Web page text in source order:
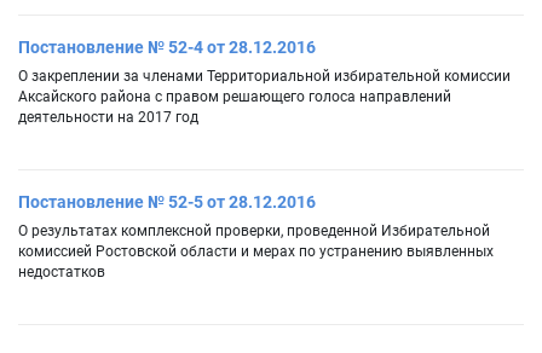
Постановление № 52-4 от 28.12.2016
О закреплении за членами Территориальной избирательной комиссии
Аксайского района с правом решающего голоса направлений
деятельности на 2017 год
Постановление № 52-5 от 28.12.2016
О результатах комплексной проверки, проведенной Избирательной
комиссией Ростовской области и мерах по устранению выявленных
недостатков